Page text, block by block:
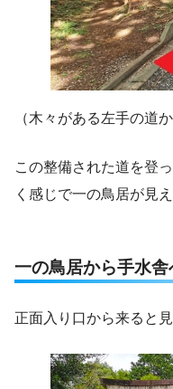
（木々がある左手の道
この整備された道を登
く感じで一の鳥居が見え
一の鳥居から手水舎
正面入り口から来ると